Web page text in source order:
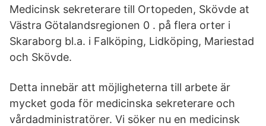
Medicinsk sekreterare till Ortopeden, Skövde at
Västra Götalandsregionen 0 . på flera orter i
Skaraborg bl.a. i Falköping, Lidköping, Mariestad
och Skövde.
Detta innebär att möjligheterna till arbete är
mycket goda för medicinska sekreterare och
vårdadministratörer. Vi söker nu en medicinsk